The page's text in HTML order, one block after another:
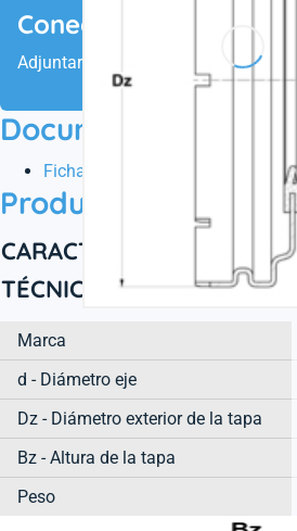
Conectarse
Adjuntar este producto a tu cesta
Documentation
Ficha técnica
Product information
CARACTERÍSTICAS
TÉCNICAS
Marca
d - Diámetro eje
Dz - Diámetro exterior de la tapa
Bz - Altura de la tapa
Peso